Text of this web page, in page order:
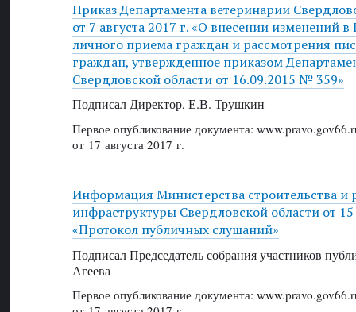
Приказ Департамента ветеринарии
от 7 августа 2017 г. «О внесении изменений
личного приема граждан и рассмотрения
граждан, утвержденное приказом
Свердловской области от 16.09.2015 № 359»
Подписал Директор, Е.В. Трушкин
Первое опубликование документа:
от 17 августа 2017 г.
Информация Министерства строительства и
инфраструктуры Свердловской области от 15
«Протокол публичных слушаний»
Подписал Председатель собрания участников
Агеева
Первое опубликование документа: